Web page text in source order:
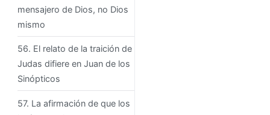
mensajero de Dios, no Dios
mismo
56. El relato de la traición de
Judas difiere en Juan de los
Sinópticos
57. La afirmación de que los